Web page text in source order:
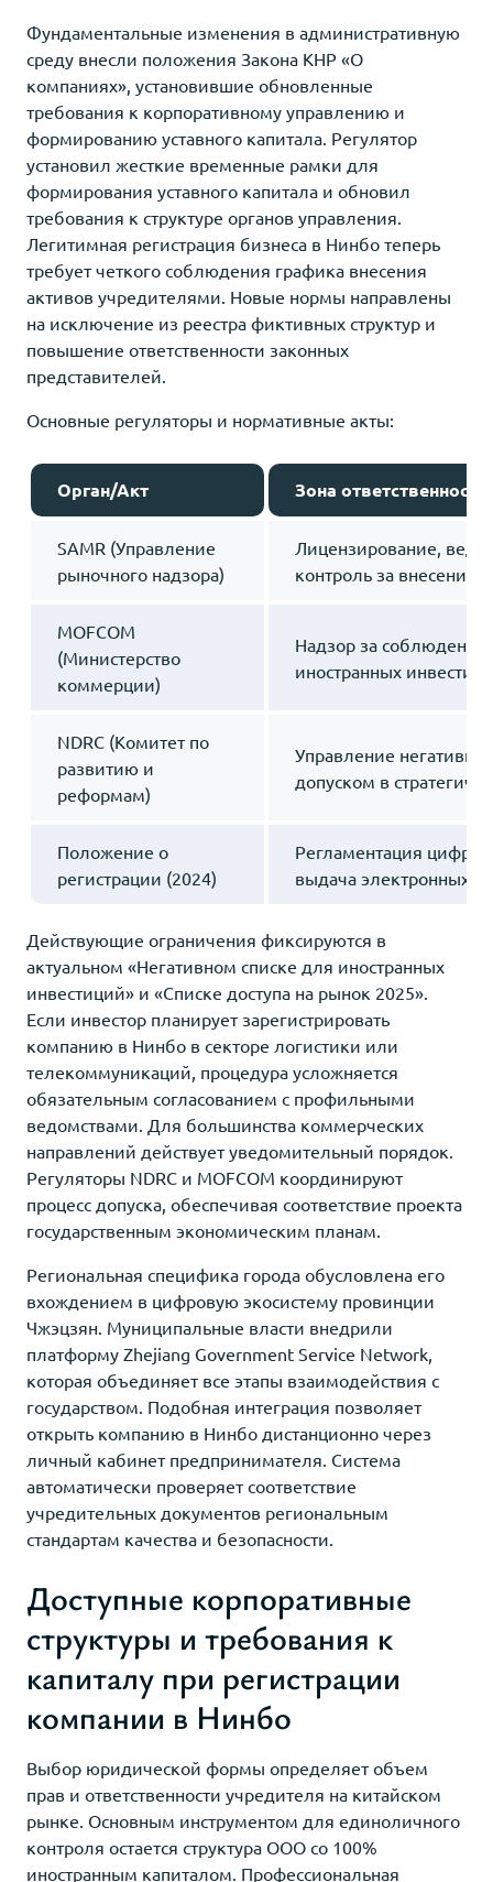
Фундаментальные изменения в административную
среду внесли положения Закона КНР «О
компаниях», установившие обновленные
требования к корпоративному управлению и
формированию уставного капитала. Регулятор
установил жесткие временные рамки для
формирования уставного капитала и обновил
требования к структуре органов управления.
Легитимная регистрация бизнеса в Нинбо теперь
требует четкого соблюдения графика внесения
активов учредителями. Новые нормы направлены
на исключение из реестра фиктивных структур и
повышение ответственности законных
представителей.
Основные регуляторы и нормативные акты:
Орган/Акт Зона
SAMR (Управление
рыночного надзора)
Лицензирование,
контроль за
MOFCOM
(Министерство
коммерции)
Надзор за
иностранных
NDRC (Комитет по
развитию и
реформам)
Управление
допуском в
Положение о
регистрации (2024)
Регламентация
выдача электронных
Действующие ограничения фиксируются в
актуальном «Негативном списке для иностранных
инвестиций» и «Списке доступа на рынок 2025».
Если инвестор планирует зарегистрировать
компанию в Нинбо в секторе логистики или
телекоммуникаций, процедура усложняется
обязательным согласованием с профильными
ведомствами. Для большинства коммерческих
направлений действует уведомительный порядок.
Регуляторы NDRC и MOFCOM координируют
процесс допуска, обеспечивая соответствие проекта
государственным экономическим планам.
Региональная специфика города обусловлена его
вхождением в цифровую экосистему провинции
Чжэцзян. Муниципальные власти внедрили
платформу Zhejiang Government Service Network,
которая объединяет все этапы взаимодействия с
государством. Подобная интеграция позволяет
открыть компанию в Нинбо дистанционно через
личный кабинет предпринимателя. Система
автоматически проверяет соответствие
учредительных документов региональным
стандартам качества и безопасности.
Доступные корпоративные
структуры и требования к
капиталу при регистрации
компании в Нинбо
Выбор юридической формы определяет объем
прав и ответственности учредителя на китайском
рынке. Основным инструментом для единоличного
контроля остается структура ООО со 100%
иностранным капиталом. Профессиональная